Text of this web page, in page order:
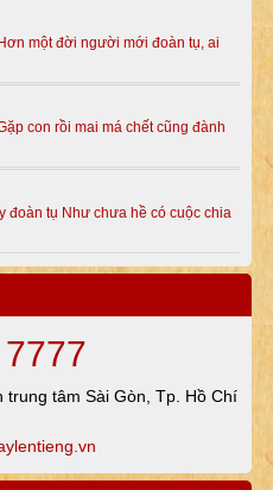
một đời người mới đoàn tụ, ai
con rồi mai má chết cũng đành
đoàn tụ Như chưa hề có cuộc chia
trung tâm Sài Gòn, Tp. Hồ Chí